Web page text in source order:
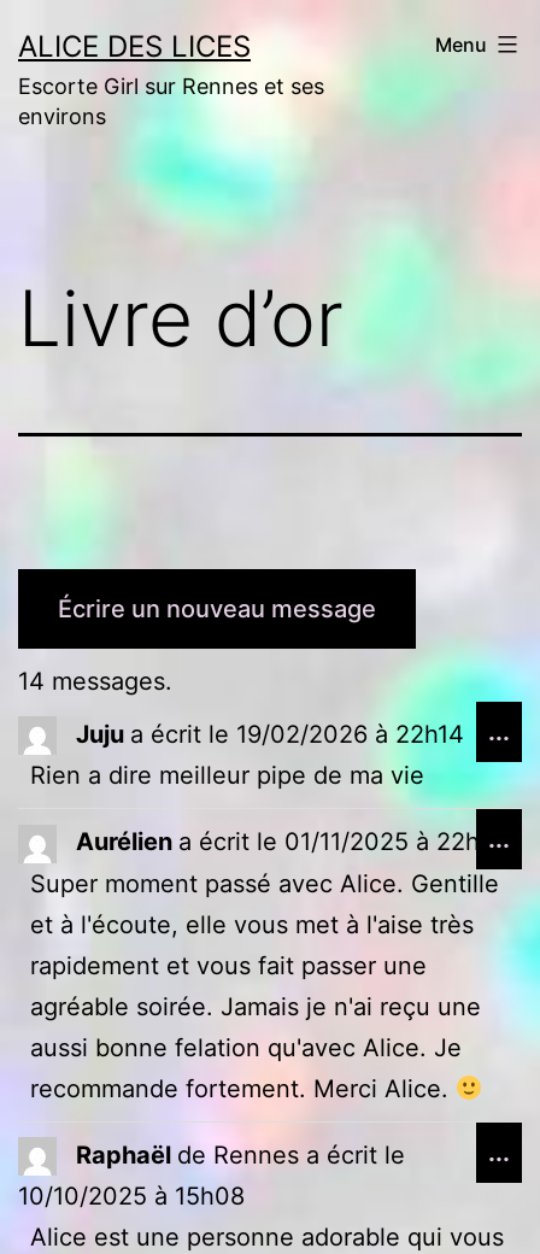
au
contenu
ALICE DES LICES
Escorte Girl sur Rennes et ses
environs
Menu
Livre d’or
14 messages.
Juju a écrit le 19/02/2026 à 22h14
Rien a dire meilleur pipe de ma vie
...
Aurélien a écrit le 01/11/2025 à 22h19
Super moment passé avec Alice. Gentille
et à l'écoute, elle vous met à l'aise très
rapidement et vous fait passer une
agréable soirée. Jamais je n'ai reçu une
aussi bonne felation qu'avec Alice. Je
recommande fortement. Merci Alice.
...
Raphaël de Rennes a écrit le
10/10/2025 à 15h08
Alice est une personne adorable qui vous
...